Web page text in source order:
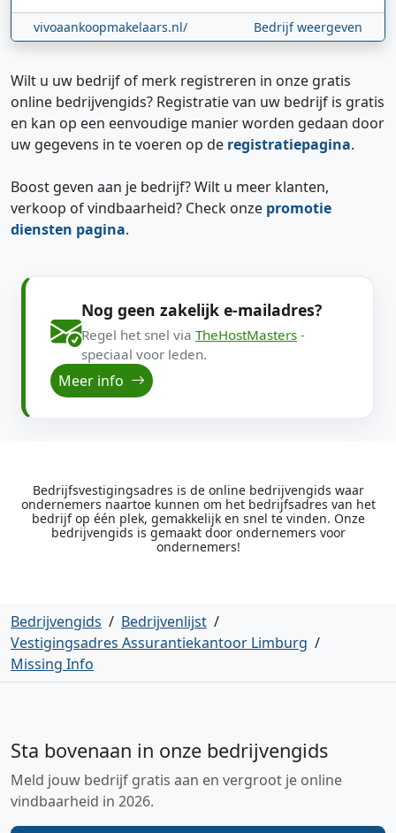
vivoaankoopmakelaars.nl/ Bedrijf weergeven
Wilt u uw bedrijf of merk registreren in onze gratis
online bedrijvengids? Registratie van uw bedrijf is gratis
en kan op een eenvoudige manier worden gedaan door
uw gegevens in te voeren op de registratiepagina.
Boost geven aan je bedrijf? Wilt u meer klanten,
verkoop of vindbaarheid? Check onze promotie
diensten pagina.
Nog geen zakelijk e-mailadres?
Regel het snel via TheHostMasters -
speciaal voor leden.
Meer info
Bedrijfsvestigingsadres is de online bedrijvengids waar
ondernemers naartoe kunnen om het bedrijfsadres van het
bedrijf op één plek, gemakkelijk en snel te vinden. Onze
bedrijvengids is gemaakt door ondernemers voor
ondernemers!
Bedrijvengids / Bedrijvenlijst /
Vestigingsadres Assurantiekantoor Limburg /
Missing Info
Sta bovenaan in onze bedrijvengids
Meld jouw bedrijf gratis aan en vergroot je online
vindbaarheid in 2026.